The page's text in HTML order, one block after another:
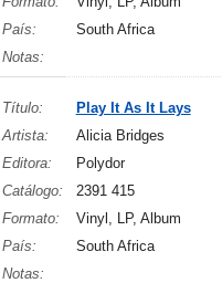
País:
South Africa
Notas:
Título:
Play It As It Lays
Artista:
Alicia Bridges
Editora:
Polydor
Catálogo:
2391 415
Formato:
Vinyl, LP, Album
País:
South Africa
Notas: